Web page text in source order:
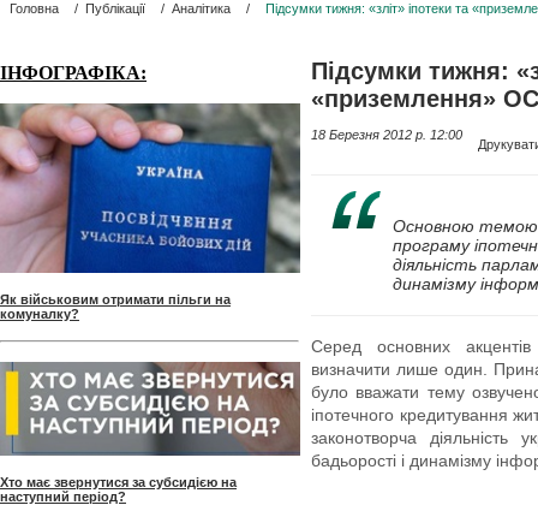
Головна / Публікації / Аналітика / Підсумки тижня: «зліт» іпотеки та
ІНФОГРАФІКА:
Як військовим отримати пільги на
комуналку?
Хто має звернутися за субсидією на
наступний період?
Підсумки тижня:
«приземлення»
18 Березня 2012 p. 12:00
Основною темою
програму
діяльність
динамізму
Серед основних
визначити лише один.
було вважати тему
іпотечного кредитування
законотворча діяльність
бадьорості і динамізму